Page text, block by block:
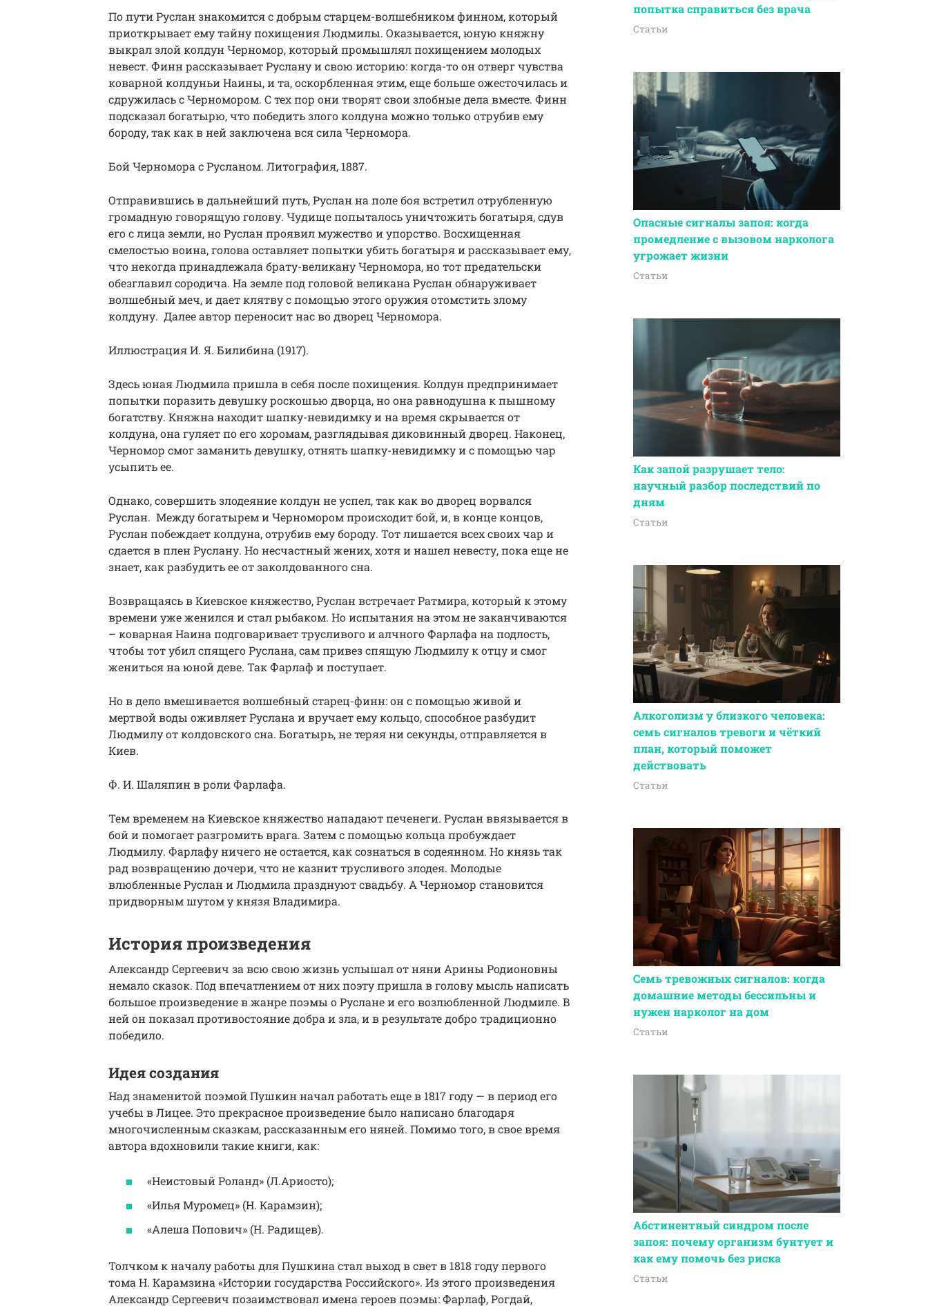
По пути Руслан знакомится с добрым старцем-волшебником финном, который
приоткрывает ему тайну похищения Людмилы. Оказывается, юную княжну
выкрал злой колдун Черномор, который промышлял похищением молодых
невест. Финн рассказывает Руслану и свою историю: когда-то он отверг чувства
коварной колдуньи Наины, и та, оскорбленная этим, еще больше ожесточилась и
сдружилась с Черномором. С тех пор они творят свои злобные дела вместе. Финн
подсказал богатырю, что победить злого колдуна можно только отрубив ему
бороду, так как в ней заключена вся сила Черномора.
Бой Черномора с Русланом. Литография, 1887.
Отправившись в дальнейший путь, Руслан на поле боя встретил отрубленную
громадную говорящую голову. Чудище попыталось уничтожить богатыря, сдув
его с лица земли, но Руслан проявил мужество и упорство. Восхищенная
смелостью воина, голова оставляет попытки убить богатыря и рассказывает ему,
что некогда принадлежала брату-великану Черномора, но тот предательски
обезглавил сородича. На земле под головой великана Руслан обнаруживает
волшебный меч, и дает клятву с помощью этого оружия отомстить злому
колдуну. Далее автор переносит нас во дворец Черномора.
Иллюстрация И. Я. Билибина (1917).
Здесь юная Людмила пришла в себя после похищения. Колдун предпринимает
попытки поразить девушку роскошью дворца, но она равнодушна к пышному
богатству. Княжна находит шапку-невидимку и на время скрывается от
колдуна, она гуляет по его хоромам, разглядывая диковинный дворец. Наконец,
Черномор смог заманить девушку, отнять шапку-невидимку и с помощью чар
усыпить ее.
Однако, совершить злодеяние колдун не успел, так как во дворец ворвался
Руслан. Между богатырем и Черномором происходит бой, и, в конце концов,
Руслан побеждает колдуна, отрубив ему бороду. Тот лишается всех своих чар и
сдается в плен Руслану. Но несчастный жених, хотя и нашел невесту, пока еще не
знает, как разбудить ее от заколдованного сна.
Возвращаясь в Киевское княжество, Руслан встречает Ратмира, который к этому
времени уже женился и стал рыбаком. Но испытания на этом не заканчиваются
– коварная Наина подговаривает трусливого и алчного Фарлафа на подлость,
чтобы тот убил спящего Руслана, сам привез спящую Людмилу к отцу и смог
жениться на юной деве. Так Фарлаф и поступает.
Но в дело вмешивается волшебный старец-финн: он с помощью живой и
мертвой воды оживляет Руслана и вручает ему кольцо, способное разбудит
Людмилу от колдовского сна. Богатырь, не теряя ни секунды, отправляется в
Киев.
Ф. И. Шаляпин в роли Фарлафа.
Тем временем на Киевское княжество нападают печенеги. Руслан ввязывается в
бой и помогает разгромить врага. Затем с помощью кольца пробуждает
Людмилу. Фарлафу ничего не остается, как сознаться в содеянном. Но князь так
рад возвращению дочери, что не казнит трусливого злодея. Молодые
влюбленные Руслан и Людмила празднуют свадьбу. А Черномор становится
придворным шутом у князя Владимира.
История произведения
Александр Сергеевич за всю свою жизнь услышал от няни Арины Родионовны
немало сказок. Под впечатлением от них поэту пришла в голову мысль написать
большое произведение в жанре поэмы о Руслане и его возлюбленной Людмиле. В
ней он показал противостояние добра и зла, и в результате добро традиционно
победило.
Идея создания
Над знаменитой поэмой Пушкин начал работать еще в 1817 году — в период его
учебы в Лицее. Это прекрасное произведение было написано благодаря
многочисленным сказкам, рассказанным его няней. Помимо того, в свое время
автора вдохновили такие книги, как:
«Неистовый Роланд» (Л.Ариосто);
«Илья Муромец» (Н. Карамзин);
«Алеша Попович» (Н. Радищев).
Толчком к началу работы для Пушкина стал выход в свет в 1818 году первого
тома Н. Карамзина «Истории государства Российского». Из этого произведения
Александр Сергеевич позаимствовал имена героев поэмы: Фарлаф, Рогдай,
попытка справиться без врача
Статьи
Опасные сигналы запоя: когда
промедление с вызовом нарколога
угрожает жизни
Статьи
Как запой разрушает тело:
научный разбор последствий по
дням
Статьи
Алкоголизм у близкого человека:
семь сигналов тревоги и чёткий
план, который поможет
действовать
Статьи
Семь тревожных сигналов: когда
домашние методы бессильны и
нужен нарколог на дом
Статьи
Абстинентный синдром после
запоя: почему организм бунтует и
как ему помочь без риска
Статьи